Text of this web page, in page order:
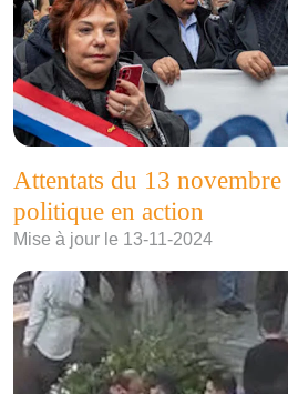
Attentats du 13
politique en action
Mise à jour le 13-11-2024